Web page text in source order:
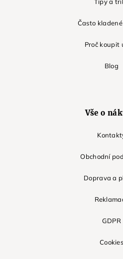
Tipy a
Často
Proč koupit
Blog
Vše o
Obchodní
Doprava a
GDPR
Cookies